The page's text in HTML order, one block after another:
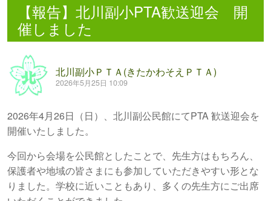
【報告】北川副小PTA歓送迎会 開
催しました
北川副小ＰＴＡ(きたかわそえＰＴＡ)
2026年5月25日 10:09
2026年4月26日（日）、北川副公民館にてPTA 歓送迎会を
開催いたしました。
今回から会場を公民館としたことで、先生方はもちろん、
保護者や地域の皆さまにも参加していただきやすい形とな
りました。学校に近いこともあり、多くの先生方にご出席